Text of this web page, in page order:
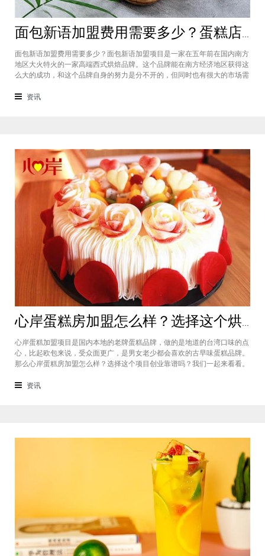
面包新语加盟费用需要多少？蛋糕店加盟费用太高了吗？
面包新语加盟费用需要多少？面包新语加盟项目是一家在五年前在国内南方
地区大火特火的一家高端西式烘焙品牌。这个品牌能在南方经济地区获得这
么大的成功，和这个品牌自身的努力是分不开的，但同时也有很大的市场需
在国内市场上的首先一家传统地道且正宗的西式烘焙品牌，这对于很多国内
资讯
心岸蛋糕房加盟怎么样？选择这个烘焙品牌创业靠谱吗
心岸蛋糕加盟项目是国内本地的老牌蛋糕品牌，做的是地道的台湾口味的点
心，比起欧包来说，受众面更广，是男女老少都会喜欢的古早味蛋糕品牌。
那么心岸蛋糕房加盟怎么样？选择这个项目创业靠谱吗？我们一起来看看。
要不就是流行可颂，怎么还会有加盟商去加盟传统烘焙店呢？这您就有所不
资讯